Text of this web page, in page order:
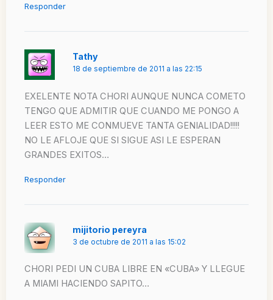
Responder
Tathy
18 de septiembre de 2011 a las 22:15
EXELENTE NOTA CHORI AUNQUE NUNCA COMETO
TENGO QUE ADMITIR QUE CUANDO ME PONGO A
LEER ESTO ME CONMUEVE TANTA GENIALIDAD!!!!!
NO LE AFLOJE QUE SI SIGUE ASI LE ESPERAN
GRANDES EXITOS…
Responder
mijitorio pereyra
3 de octubre de 2011 a las 15:02
CHORI PEDI UN CUBA LIBRE EN «CUBA» Y LLEGUE
A MIAMI HACIENDO SAPITO…